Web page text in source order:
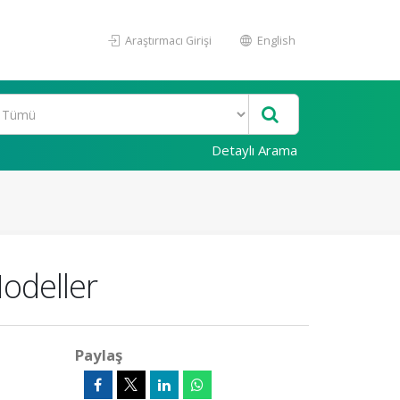
Araştırmacı Girişi English
Detaylı Arama
Paylaş